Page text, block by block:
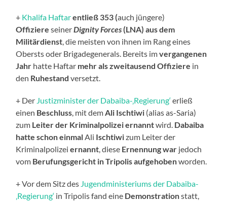
+ Khalifa Haftarentließ 353 (auch jüngere)
Offiziere seiner Dignity Forces(LNA) aus dem
Militärdienst , die meisten von ihnen im Rang eines
Obersts oder Brigadegenerals. Bereits imvergangenen
Jahr hatte Haftar mehr als zweitausend Offiziere in
den Ruhestand versetzt.
+ Der Justizminister der Dabaiba-‚Regierung‘erließ
einen Beschluss , mit dem Ali Ischtiwi (alias as-Saria)
zum Leiter der Kriminalpolizei ernanntwird. Dabaiba
hatte schon einmal Ali Ischtiwizum Leiter der
Kriminalpolizeiernannt , diese Ernennungwar jedoch
vom Berufungsgericht in Tripolis aufgehobenworden.
+ Vor dem Sitz des Jugendministeriums der Dabaiba-
‚Regierung‘ in Tripolis fand eine Demonstrationstatt,